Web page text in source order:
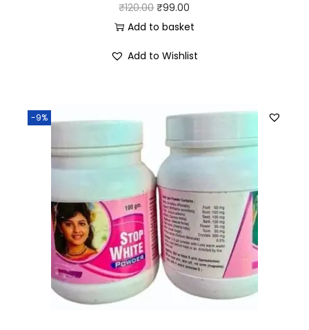
₹120.00 ₹99.00
Add to basket
Add to Wishlist
-9%